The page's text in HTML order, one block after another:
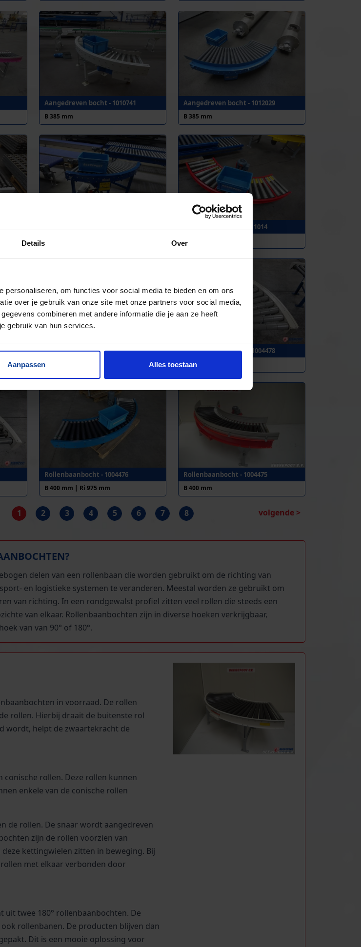
Details Over
personaliseren, om functies voor social media te bieden en om ons
over je gebruik van onze site met onze partners voor social media,
combineren met andere informatie die je aan ze heeft
gebruik van hun services.
Aanpassen Alles toestaan
Aangedreven bocht - 1010741
B 385 mm
Aangedreven bocht - 1012029
B 385 mm
B 390 mm
Rollenbaanbocht - 1011014
B 390 mm
Aangedreven rollenbaan - 1004479
B 400 mm
Aangedreven bocht - 1004478
B 400 mm
Rollenbaanbocht - 1004476
B 400 mm | Ri 975 mm
Rollenbaanbocht - 1004475
B 400 mm
1 2 3 4 5 6 7 8 volgende >
delen van een rollenbaan die worden gebruikt om de richting van
en logistieke systemen te veranderen. Meestal worden ze gebruikt om
van richting. In een rondgewalst profiel zitten veel rollen die steeds een
van elkaar. Rollenbaanbochten zijn in diverse hoeken verkrijgbaar,
van van 90° of 180°.
in voorraad. De rollen
rollen. Hierbij draait de buitenste rol
wordt, helpt de zwaartekracht de
rollen. Deze rollen kunnen
enkele van de conische rollen
de rollen. De snaar wordt aangedreven
zijn de rollen voorzien van
kettingwielen zitten in beweging. Bij
met elkaar verbonden door
uit twee 180° rollenbaanbochten. De
rollenbanen. De producten blijven dan
Dit is een mooie oplossing voor